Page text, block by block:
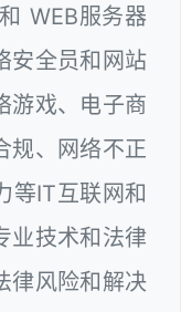
WEB服务器
安全员和网站
游戏、电子商
规、网络不正
等IT互联网和
业技术和法律
律风险和解决